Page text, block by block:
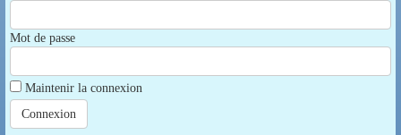
Mot de passe
Maintenir la connexion